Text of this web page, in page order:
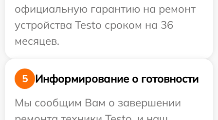
официальную гарантию на ремонт
устройства Testo сроком на 36
месяцев.
5
Информирование о готовности
Мы сообщим Вам о завершении